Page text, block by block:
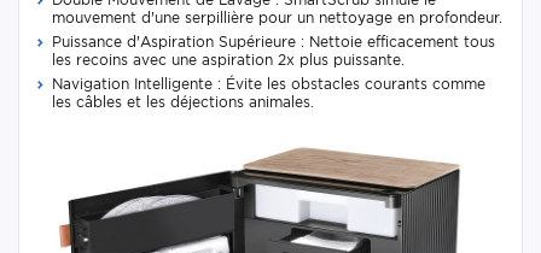
mouvement d'une serpillière pour un nettoyage en profondeur.
Puissance d'Aspiration Supérieure : Nettoie efficacement tous
les recoins avec une aspiration 2x plus puissante.
Navigation Intelligente : Évite les obstacles courants comme
les câbles et les déjections animales.